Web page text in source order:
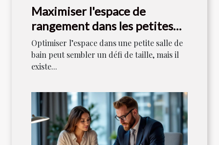
Maximiser l'espace de
rangement dans les petites
salles de bain
Optimiser l’espace dans une petite salle de
bain peut sembler un défi de taille, mais il
existe...